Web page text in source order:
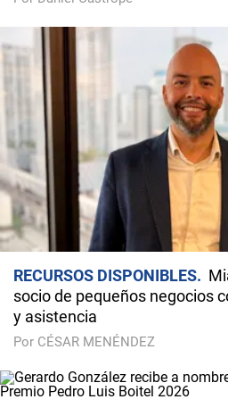
RECURSOS DISPONIBLES
socio de pequeños negocios
y asistencia
Por CÉSAR MENÉNDEZ